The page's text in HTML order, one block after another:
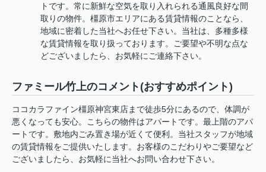
トです。常に新鮮な空気を取り入れられる通風良好な間
取りの物件。橿原市エリアにある賃貸情報のことなら、
地域に密着した当社へお任せ下さい。当社は、多種多様
な賃貸情報を取り扱っております。ご要望や不明な点な
どございましたら、お気軽にご連絡下さい。
ファミール竹上のコメント(おすすめポイント)
ココカラファイン橿原神宮東店まで徒歩5分にあるので、体調が
悪くなっても安心。こちらの物件はアパートです。最上階のアパ
ートです。敷地内ごみ置き場が近くて便利。当社スタッフが地域
の賃貸情報をご提供いたします。お客様のこだわりやご要望など
ございましたら、お気軽に当社へお問い合わせ下さい。